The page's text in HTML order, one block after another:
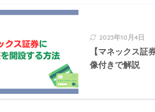
2023年10月4日
【マネックス証
像付きで解説